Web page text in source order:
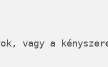
vagy a